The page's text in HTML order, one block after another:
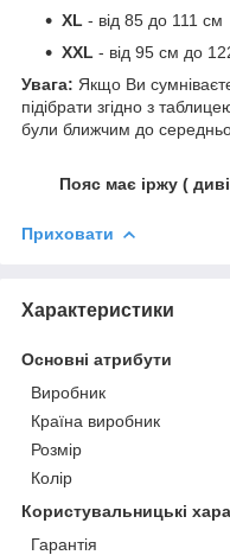
XL - від 85 до 111 см
XXL - від 95 см до
Увага: Якщо Ви
підібрати згідно з
були ближчим до
Пояс має іржу (
Приховати
Характеристики
Основні атрибути
Виробник
Країна виробник
Розмір
Колір
Користувальницькі
Гарантія